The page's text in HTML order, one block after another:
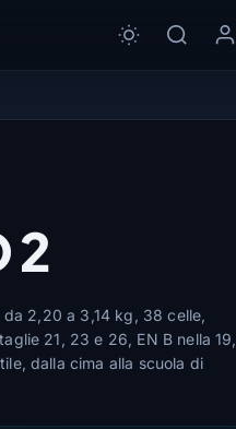
2
da 2,20 a 3,14 kg, 38 celle,
21, 23 e 26, EN B nella 19,
dalla cima alla scuola di